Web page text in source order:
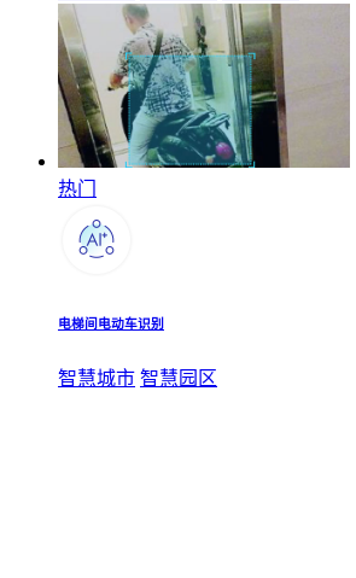
热门
电梯间电动车识别
智慧城市 智慧园区